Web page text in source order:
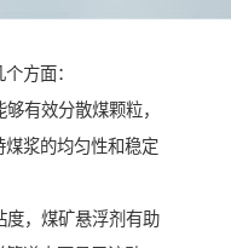
方面：
有效分散煤颗粒，
煤浆的均匀性和稳定
度，煤矿悬浮剂有助